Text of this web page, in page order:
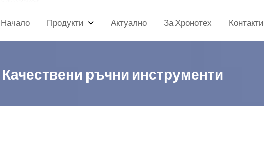
Начало Продукти Актуално За Хронотех Контакти
Качествени ръчни инструменти